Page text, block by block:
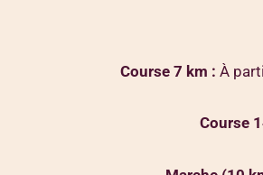
Course 7 km : À
Course